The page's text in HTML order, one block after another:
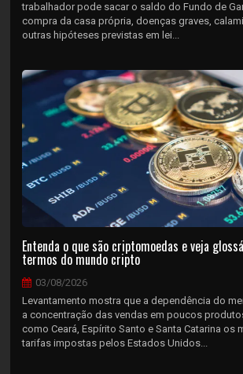
trabalhador pode sacar o saldo do Fundo de
compra da casa própria, doenças graves,
outras hipóteses previstas em lei...
Entenda o que são criptomoedas e veja
termos do mundo cripto
03/08/2026
Levantamento mostra que a dependência do
a concentração das vendas em poucos
como Ceará, Espírito Santo e Santa Catarina os
tarifas impostas pelos Estados Unidos...